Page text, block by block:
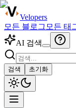
Velopers
모든 블로그 모든 태
AI 검색
검색 초기화